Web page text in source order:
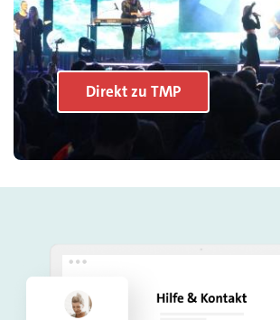
Direkt zu TMP